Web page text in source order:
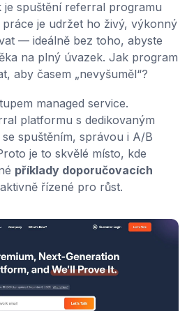
je spuštění referral programu
je udržet ho živý, výkonný
— ideálně bez toho, abyste
na plný úvazek. Jak program
aby časem „nevyšuměl“?
managed service.
platformu s dedikovaným
spuštěním, správou i A/B
je to skvělé místo, kde
příklady doporučovacích
řízené pro růst.